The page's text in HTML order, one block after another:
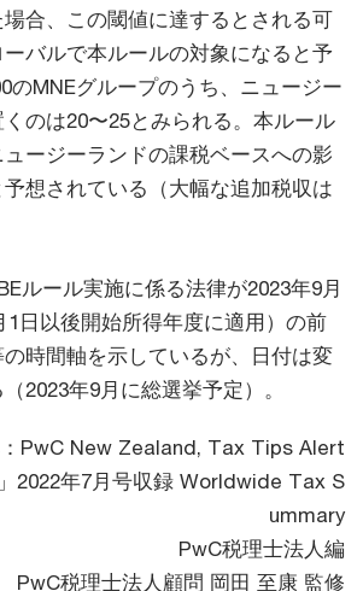
合、この閾値に達するとされる可
バルで本ルールの対象になると予
のMNEグループのうち、ニュージー
のは20〜25とみられる。本ルール
ージーランドの課税ベースへの影
想されている（大幅な追加税収は
ルール実施に係る法律が2023年9月
1日以後開始所得年度に適用）の前
時間軸を示しているが、日付は変
2023年9月に総選挙予定）。
PwC New Zealand, Tax Tips Alert
2022年7月号収録 Worldwide Tax S
ummary
PwC税理士法人編
PwC税理士法人顧問 岡田 至康 監修